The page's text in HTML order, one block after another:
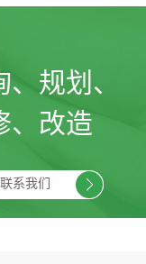
规划、
、改造
联系我们